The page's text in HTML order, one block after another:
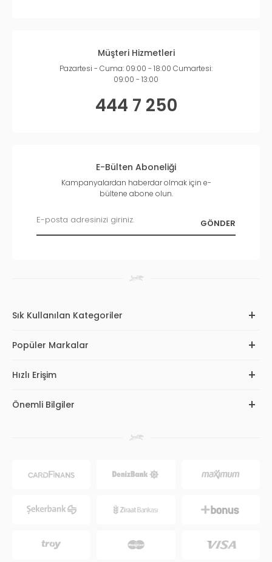
Müşteri Hizmetleri
Pazartesi - Cuma: 09:00 - 18:00 Cumartesi:
09:00 - 13:00
444 7 250
E-Bülten Aboneliği
Kampanyalardan haberdar olmak için e-
bültene abone olun.
Sık Kullanılan Kategoriler
Popüler Markalar
Hızlı Erişim
Önemli Bilgiler